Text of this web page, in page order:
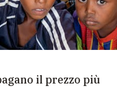
il prezzo più